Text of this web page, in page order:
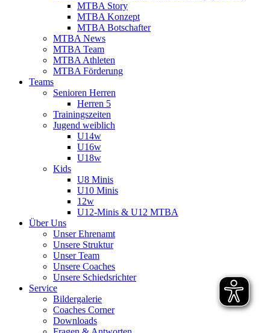
MTBA Story
MTBA Konzept
MTBA Botschafter
MTBA News
MTBA Team
MTBA Athleten
MTBA Förderung
Teams
Senioren Herren
Herren 5
Trainingszeiten
Jugend weiblich
U14w
U16w
U18w
Kids
U8 Minis
U10 Minis
12w
U12-Minis & U12 MTBA
Über Uns
Unser Ehrenamt
Unsere Struktur
Unser Team
Unsere Coaches
Unsere Schiedsrichter
Service
Bildergalerie
Coaches Corner
Downloads